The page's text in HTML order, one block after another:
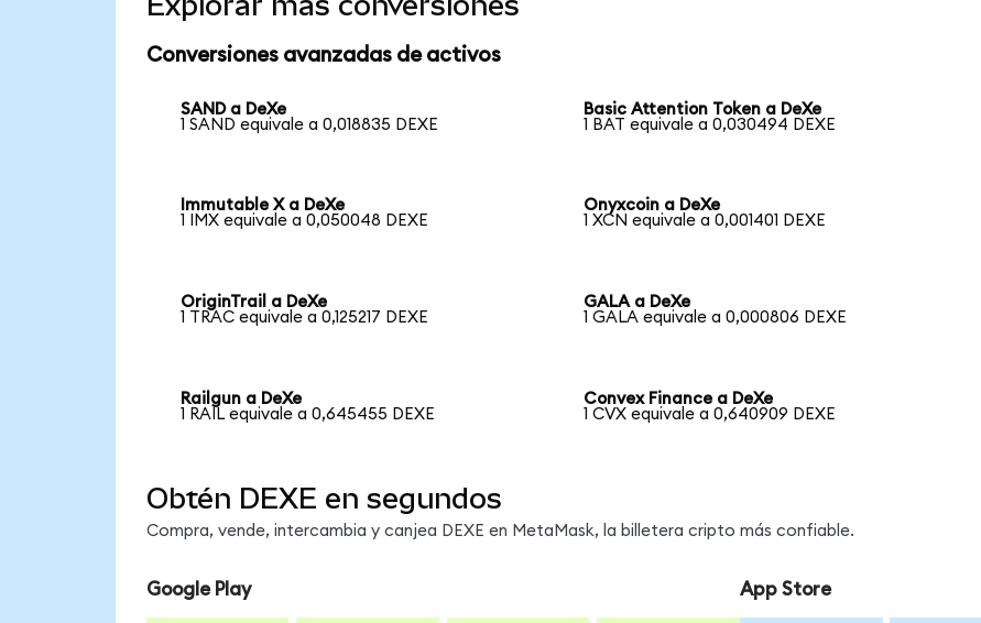
Conversiones avanzadas de activos
SAND a DeXe
1 SAND equivale a 0,018835 DEXE
Basic Attention Token a DeXe
1 BAT equivale a 0,030494 DEXE
Immutable X a DeXe
1 IMX equivale a 0,050048 DEXE
Onyxcoin a DeXe
1 XCN equivale a 0,001401 DEXE
OriginTrail a DeXe
1 TRAC equivale a 0,125217 DEXE
GALA a DeXe
1 GALA equivale a 0,000806 DEXE
Railgun a DeXe
1 RAIL equivale a 0,645455 DEXE
Convex Finance a DeXe
1 CVX equivale a 0,640909 DEXE
Obtén DEXE en segundos
Compra, vende, intercambia y canjea DEXE en MetaMask, la billetera cripto más confiable.
Google Play App Store